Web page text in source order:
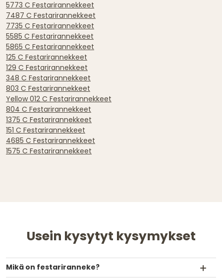
5773 C Festarirannekkeet
7487 C Festarirannekkeet
7735 C Festarirannekkeet
5585 C Festarirannekkeet
5865 C Festarirannekkeet
125 C Festarirannekkeet
129 C Festarirannekkeet
348 C Festarirannekkeet
803 C Festarirannekkeet
Yellow 012 C Festarirannekkeet
804 C Festarirannekkeet
1375 C Festarirannekkeet
151 C Festarirannekkeet
4685 C Festarirannekkeet
1575 C Festarirannekkeet
Usein kysytyt kysymykset
Mikä on festariranneke?